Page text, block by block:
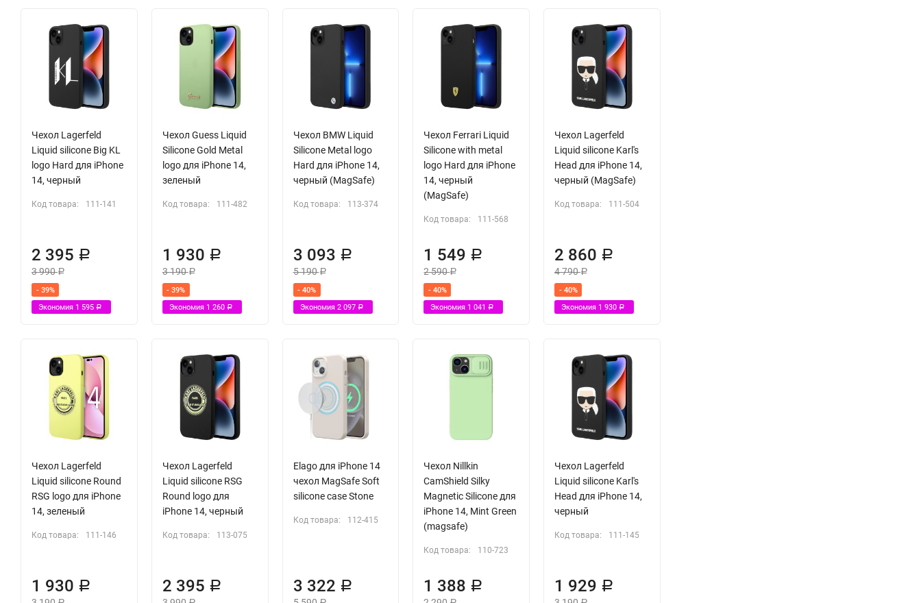
Чехол Lagerfeld
Liquid silicone Big KL
logo Hard для iPhone
14, черный
Код товара: 111-141
2 395 Р
3 990Р
- 39%
Экономия 1 595 Р
Чехол Guess Liquid
Silicone Gold Metal
logo для iPhone 14,
зеленый
Код товара: 111-482
1 930 Р
3 190Р
- 39%
Экономия 1 260 Р
Чехол BMW Liquid
Silicone Metal logo
Hard для iPhone 14,
черный (MagSafe)
Код товара: 113-374
3 093 Р
5 190Р
- 40%
Экономия 2 097 Р
Чехол Ferrari Liquid
Silicone with metal
logo Hard для iPhone
14, черный
(MagSafe)
Код товара: 111-568
1 549 Р
2 590Р
- 40%
Экономия 1 041Р
Чехол Lagerfeld
Liquid silicone Karl's
Head для iPhone 14,
черный (MagSafe)
Код товара: 111-504
2 860 Р
4 790Р
- 40%
Экономия 1 930Р
Чехол Lagerfeld
Liquid silicone Round
RSG logo для iPhone
14, зеленый
Код товара: 111-146
1 930 Р
Чехол Lagerfeld
Liquid silicone RSG
Round logo для
iPhone 14, черный
Код товара: 113-075
2 395 Р
Elago для iPhone 14
чехол MagSafe Soft
silicone case Stone
Код товара: 112-415
3 322 Р
Чехол Nillkin
CamShield Silky
Magnetic Silicone для
iPhone 14, Mint Green
(magsafe)
Код товара: 110-723
1 388 Р
Чехол Lagerfeld
Liquid silicone Karl's
Head для iPhone 14,
черный
Код товара: 111-145
1 929 Р